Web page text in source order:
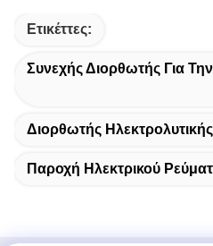
Ετικέττες:
Συνεχής Διορθωτής Για
Διορθωτής
Παροχή Ηλεκτρικού